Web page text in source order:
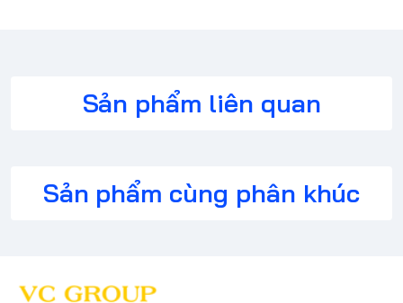
Sản phẩm liên quan
Sản phẩm cùng phân khúc